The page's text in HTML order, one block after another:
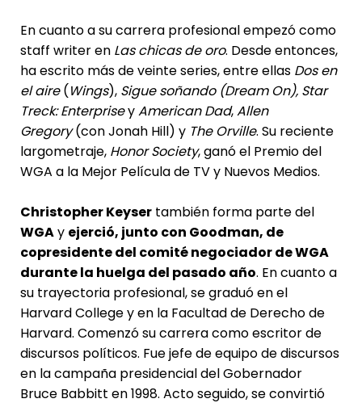
En cuanto a su carrera profesional empezó como
staff writer en Las chicas de oro. Desde entonces,
ha escrito más de veinte series, entre ellas Dos en
el aire(Wings), Sigue soñando (Dream On), Star
Treck: EnterpriseyAmerican Dad,Allen
Gregory(con Jonah Hill) y The Orville. Su reciente
largometraje, Honor Society, ganó el Premio del
WGA a la Mejor Película de TV y Nuevos Medios.
Christopher Keysertambién forma parte del
WGAy ejerció, junto con Goodman, de
copresidente del comité negociador de WGA
durante la huelga del pasado año. En cuanto a
su trayectoria profesional, se graduó en el
Harvard College y en la Facultad de Derecho de
Harvard. Comenzó su carrera como escritor de
discursos políticos. Fue jefe de equipo de discursos
en la campaña presidencial del Gobernador
Bruce Babbitt en 1998. Acto seguido, se convirtió